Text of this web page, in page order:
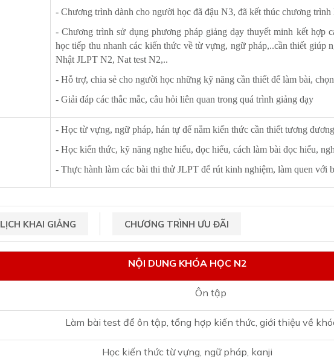
- Chương trình dành cho người học đã đậu N3, đã kết thúc chương
- Chương trình sử dụng phương pháp giảng dạy thuyết minh kết hợp
học tiếp thu nhanh các kiến thức về từ vựng, ngữ pháp,..cần thiết giúp
Nhật JLPT N2, Nat test N2,..
- Hỗ trợ, chia sẻ cho người học những kỹ năng cần thiết để làm bài,
- Giải đáp các thắc mắc, câu hỏi liên quan trong quá trình giảng dạy
- Học từ vựng, ngữ pháp, hán tự để nắm kiến thức cần thiết tương
- Học kiến thức, kỹ năng nghe hiểu, đọc hiểu, cách làm bài đọc hiểu,
- Thực hành làm các bài thi thử JLPT để rút kinh nghiệm, làm quen với
LỊCH KHAI GIẢNG CHƯƠNG TRÌNH ƯU ĐÃI
NỘI DUNG KHÓA HỌC N2
Ôn tập
Làm bài test để ôn tập, tổng hợp kiến thức, giới thiệu về
Học kiến thức từ vựng, ngữ pháp, kanji